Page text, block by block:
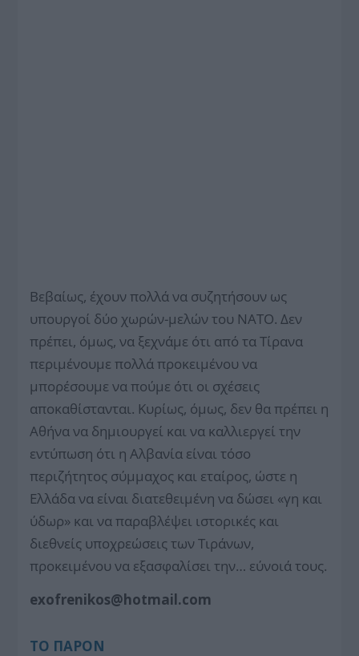
Βεβαίως, έχουν πολλά να συζητήσουν ως
υπουργοί δύο χωρών-μελών του ΝΑΤΟ. Δεν
πρέπει, όμως, να ξεχνάμε ότι από τα Τίρανα
περιμένουμε πολλά προκειμένου να
μπορέσουμε να πούμε ότι οι σχέσεις
αποκαθίστανται. Κυρίως, όμως, δεν θα πρέπει η
Αθήνα να δημιουργεί και να καλλιεργεί την
εντύπωση ότι η Αλβανία είναι τόσο
περιζήτητος σύμμαχος και εταίρος, ώστε η
Ελλάδα να είναι διατεθειμένη να δώσει «γη και
ύδωρ» και να παραβλέψει ιστορικές και
διεθνείς υποχρεώσεις των Τιράνων,
προκειμένου να εξασφαλίσει την… εύνοιά τους.
exofrenikos@hotmail.com
ΤΟ ΠΑΡΟΝ